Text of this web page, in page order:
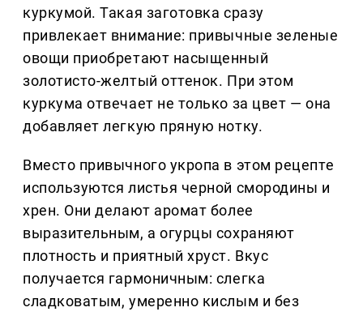
куркумой. Такая заготовка сразу
привлекает внимание: привычные зеленые
овощи приобретают насыщенный
золотисто-желтый оттенок. При этом
куркума отвечает не только за цвет — она
добавляет легкую пряную нотку.
Вместо привычного укропа в этом рецепте
используются листья черной смородины и
хрен. Они делают аромат более
выразительным, а огурцы сохраняют
плотность и приятный хруст. Вкус
получается гармоничным: слегка
сладковатым, умеренно кислым и без